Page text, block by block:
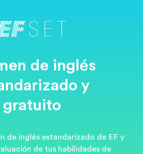
de inglés
y
gratuito
de inglés estandarizado de EF y
de tus habilidades de